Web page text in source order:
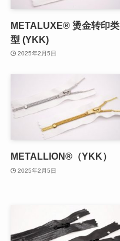
METALUXE® 烫金转印类
型 (YKK)
2025年2月5日
METALLION®（YKK）
2025年2月5日